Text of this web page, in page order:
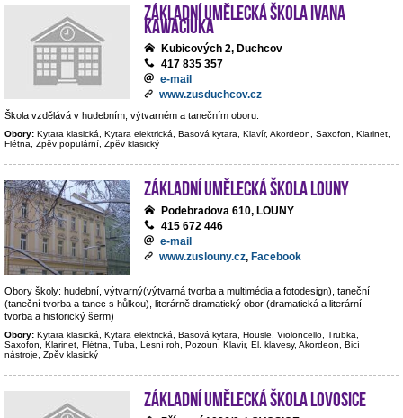
Základní umělecká škola Ivana
Kawaciuka
Kubicových 2, Duchcov
417 835 357
e-mail
www.zusduchcov.cz
Škola vzdělává v hudebním, výtvarném a tanečním oboru.
Obory: Kytara klasická, Kytara elektrická, Basová kytara, Klavír, Akordeon, Saxofon, Klarinet,
Flétna, Zpěv populární, Zpěv klasický
Základní umělecká škola Louny
Podebradova 610, LOUNY
415 672 446
e-mail
www.zuslouny.cz, Facebook
Obory školy: hudební, výtvarný(výtvarná tvorba a multimédia a fotodesign), taneční
(taneční tvorba a tanec s hůlkou), literárně dramatický obor (dramatická a literární
tvorba a historický šerm)
Obory: Kytara klasická, Kytara elektrická, Basová kytara, Housle, Violoncello, Trubka,
Saxofon, Klarinet, Flétna, Tuba, Lesní roh, Pozoun, Klavír, El. klávesy, Akordeon, Bicí
nástroje, Zpěv klasický
Základní umělecká škola Lovosice